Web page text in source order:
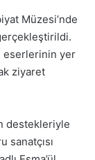
Müzesi’nde
gerçekleştirildi.
eserlerinin yer
ziyaret
destekleriyle
sanatçısı